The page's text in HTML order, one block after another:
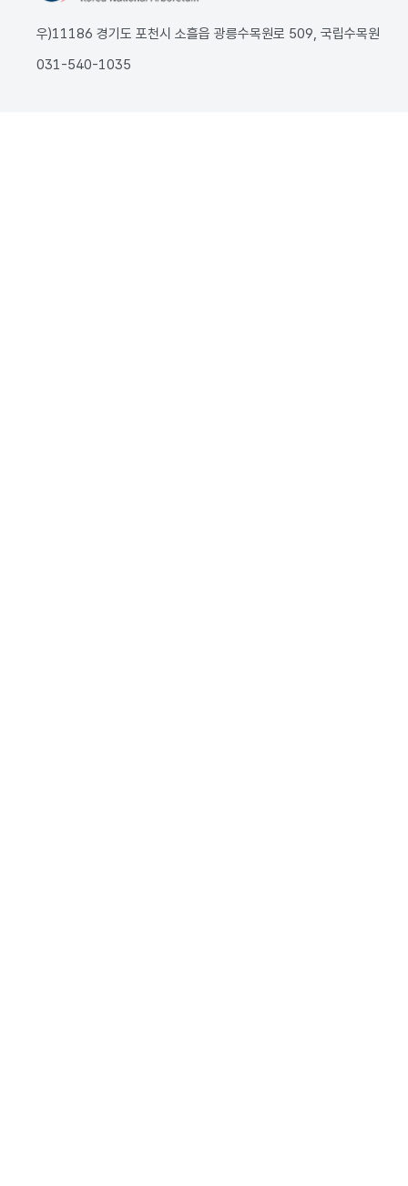
우)11186 경기도 포천시 소흘읍 광릉수목원로 509, 국립수목원
031-540-1035